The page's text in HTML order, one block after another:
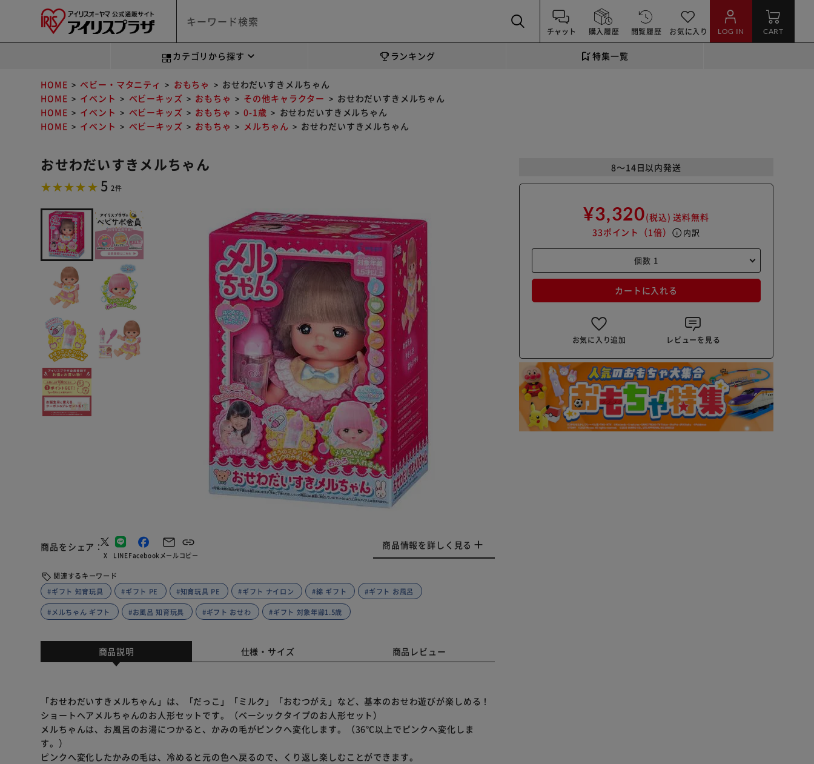
チャット 購入履歴 閲覧履歴 お気に入り LOG IN CART
カテゴリから探す ランキング 特集一覧
HOME ベビー・マタニティ おもちゃ
おせわだいすきメルちゃん
HOME
イベント ベビーキッズ おもちゃ その他キャラクター
おせわだいすきメルちゃん
HOME
イベント ベビーキッズ おもちゃ 0-1歳
おせわだいすきメルちゃん
HOME
イベント ベビーキッズ おもちゃ メルちゃん おせわだいすきメルちゃん
おせわだいすきメルちゃん
5 2件
商品をシェア
X LINEFacebookメールコピー
商品情報を詳しく見る
関連するキーワード
#ギフト 知育玩具
#ギフト PE #知育玩具 PE #ギフト ナイロン #綿 ギフト #ギフト お風呂
#メルちゃん ギフト #お風呂 知育玩具 #ギフト おせわ #ギフト 対象年齢1.5歳
8～14日以内発送
¥3,320(税込) 送料無料
33ポイント （1倍） info 内訳
カートに入れる
お気に入り追加 レビューを見る
商品説明 仕様・サイズ 商品レビュー
「おせわだいすきメルちゃん」は、「だっこ」「ミルク」「おむつがえ」など、基本のおせわ遊びが楽しめる！
ショートヘアメルちゃんのお人形セットです。（ベーシックタイプのお人形セット）
メルちゃんは、お風呂のお湯につかると、かみの毛がピンクへ変化します。（36℃以上でピンクへ変化しま
す。）
ピンクへ変化したかみの毛は、冷めると元の色へ戻るので、くり返し楽しむことができます。